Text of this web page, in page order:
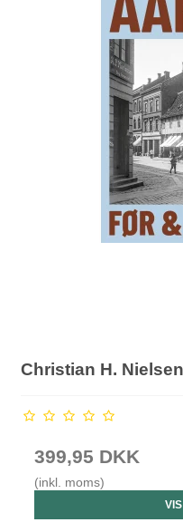
Christian H.
399,95 DKK
(inkl. moms)